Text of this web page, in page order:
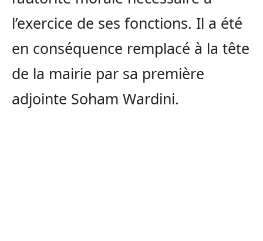
l’exercice de ses fonctions. Il a été
en conséquence remplacé à la tête
de la mairie par sa première
adjointe Soham Wardini.